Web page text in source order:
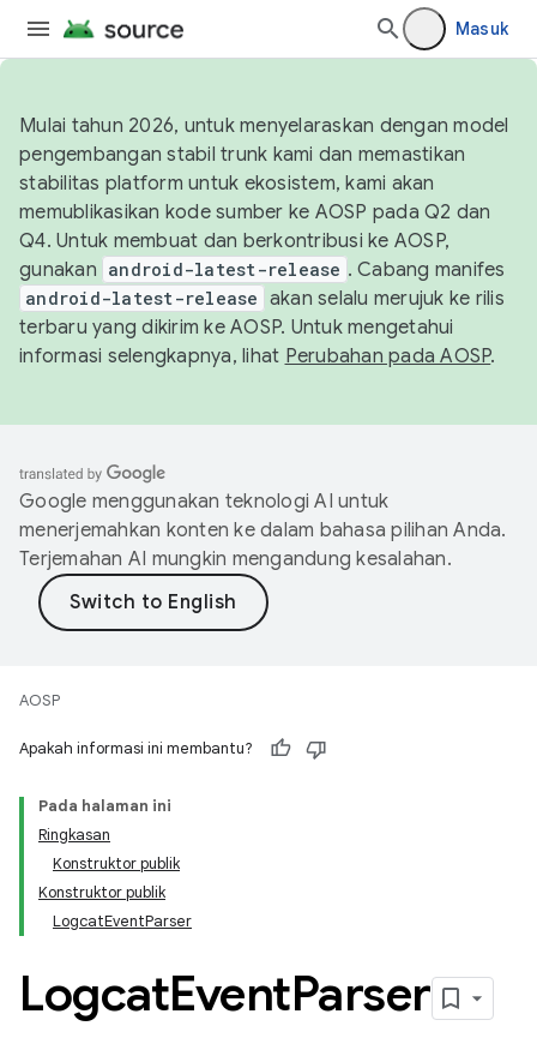
Masuk
Mulai tahun 2026, untuk menyelaraskan dengan model
pengembangan stabil trunk kami dan memastikan
stabilitas platform untuk ekosistem, kami akan
memublikasikan kode sumber ke AOSP pada Q2 dan
Q4. Untuk membuat dan berkontribusi ke AOSP,
gunakan android-latest-release . Cabang manifes
android-latest-release akan selalu merujuk ke rilis
terbaru yang dikirim ke AOSP. Untuk mengetahui
informasi selengkapnya, lihat Perubahan pada AOSP.
Google menggunakan teknologi AI untuk
menerjemahkan konten ke dalam bahasa pilihan Anda.
Terjemahan AI mungkin mengandung kesalahan.
AOSP
Apakah informasi ini membantu?
Pada halaman ini
Ringkasan
Konstruktor publik
Konstruktor publik
LogcatEventParser
LogcatEventParser